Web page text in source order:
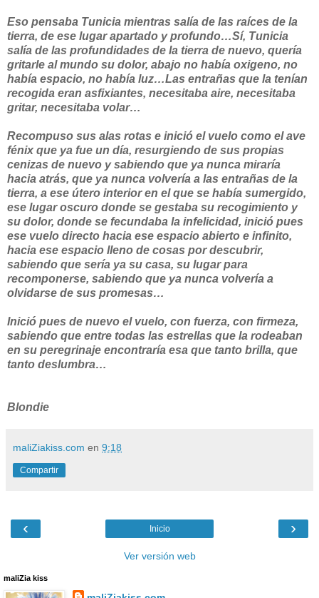
Eso pensaba Tunicia mientras salía de las raíces de la
tierra, de ese lugar apartado y profundo…Sí, Tunicia
salía de las profundidades de la tierra de nuevo, quería
gritarle al mundo su dolor, abajo no había oxigeno, no
había espacio, no había luz…Las entrañas que la tenían
recogida eran asfixiantes, necesitaba aire, necesitaba
gritar, necesitaba volar…
Recompuso sus alas rotas e inició el vuelo como el ave
fénix que ya fue un día, resurgiendo de sus propias
cenizas de nuevo y sabiendo que ya nunca miraría
hacia atrás, que ya nunca volvería a las entrañas de la
tierra, a ese útero interior en el que se había sumergido,
ese lugar oscuro donde se gestaba su recogimiento y
su dolor, donde se fecundaba la infelicidad, inició pues
ese vuelo directo hacia ese espacio abierto e infinito,
hacia ese espacio lleno de cosas por descubrir,
sabiendo que sería ya su casa, su lugar para
recomponerse, sabiendo que ya nunca volvería a
olvidarse de sus promesas…
Inició pues de nuevo el vuelo, con fuerza, con firmeza,
sabiendo que entre todas las estrellas que la rodeaban
en su peregrinaje encontraría esa que tanto brilla, que
tanto deslumbra…
Blondie
maliZiakiss.com en 9:18
Compartir
‹ ›
Inicio
Ver versión web
maliZia kiss